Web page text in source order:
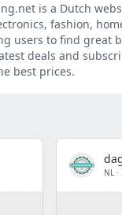
is a Dutch
fashion,
users to find great
deals and
best prices.
NL ·